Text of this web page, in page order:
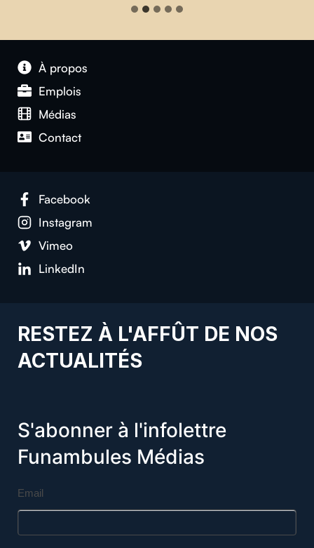
À propos
Emplois
Médias
Contact
Facebook
Instagram
Vimeo
LinkedIn
RESTEZ À L'AFFÛT DE NOS
ACTUALITÉS
S'abonner à l'infolettre
Funambules Médias
Email